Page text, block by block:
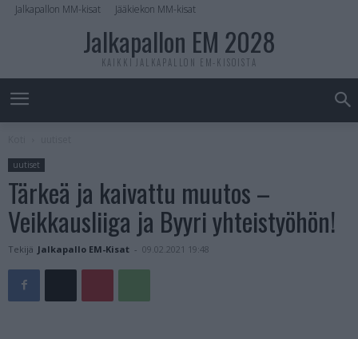
Jalkapallon MM-kisat Jääkiekon MM-kisat
Jalkapallon EM 2028
KAIKKI JALKAPALLON EM-KISOISTA
uutiset
Tärkeä ja kaivattu muutos –
Veikkausliiga ja Byyri yhteistyöhön!
Tekijä Jalkapallo EM-Kisat - 09.02.2021 19:48